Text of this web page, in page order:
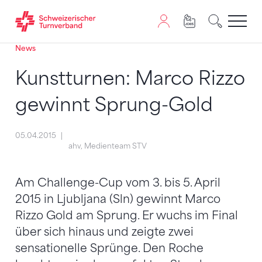
Zum Inhalt springen
Zur Sitemap navigieren
Zum Navigieren dieser Seite wird JavaScript benötigt.
News
Kunstturnen: Marco Rizzo
gewinnt Sprung-Gold
05.04.2015
ahv, Medienteam STV
Am Challenge-Cup vom 3. bis 5. April
2015 in Ljubljana (Sln) gewinnt Marco
Rizzo Gold am Sprung. Er wuchs im Final
über sich hinaus und zeigte zwei
sensationelle Sprünge. Den Roche